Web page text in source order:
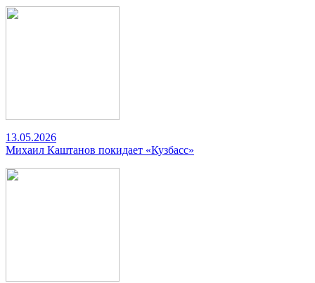
13.05.2026
Михаил Каштанов покидает «Кузбасс»